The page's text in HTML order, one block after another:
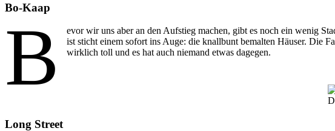
Bo-Kaap
B
evor wir uns aber an den Aufstieg machen, gibt es noch ein wenig
ist sticht einem sofort ins Auge: die knallbunt bemalten Häuser. Die
wirklich toll und es hat auch niemand etwas dagegen.
Long Street